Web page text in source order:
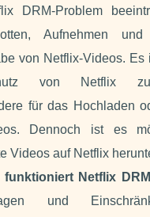
DRM-Problem
Aufnehmen
von Netflix-Videos. Es
von Netflix
für das Hochladen
Dennoch ist es
Videos auf Netflix
funktioniert Netflix
und